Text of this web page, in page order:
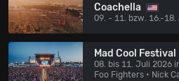
Coachella
09. - 11. bzw. 16.-18.
Mad Cool Festival
08. bis 11. Juli 2026
Foo Fighters • Nick